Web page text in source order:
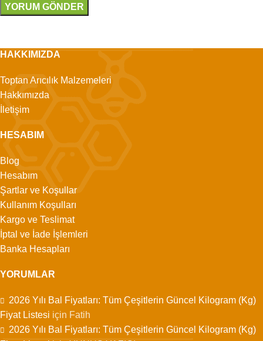
HAKKIMIZDA
Toptan Arıcılık Malzemeleri
Hakkımızda
İletişim
HESABIM
Blog
Hesabım
Şartlar ve Koşullar
Kullanım Koşulları
Kargo ve Teslimat
İptal ve İade İşlemleri
Banka Hesapları
YORUMLAR
2026 Yılı Bal Fiyatları: Tüm Çeşitlerin Güncel Kilogram (Kg)
Fiyat Listesi için Fatih
2026 Yılı Bal Fiyatları: Tüm Çeşitlerin Güncel Kilogram (Kg)